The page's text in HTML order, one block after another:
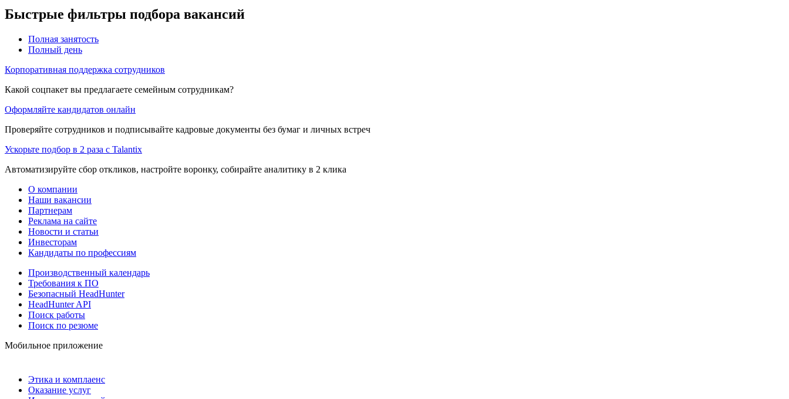
Быстрые фильтры подбора вакансий
Полная занятость
Полный день
Корпоративная поддержка сотрудников
Какой соцпакет вы предлагаете семейным сотрудникам?
Оформляйте кандидатов онлайн
Проверяйте сотрудников и подписывайте кадровые документы без бумаг и личных встреч
Ускорьте подбор в 2 раза с Talantix
Автоматизируйте сбор откликов, настройте воронку, собирайте аналитику в 2 клика
О компании
Наши вакансии
Партнерам
Реклама на сайте
Новости и статьи
Инвесторам
Кандидаты по профессиям
Производственный календарь
Требования к ПО
Безопасный HeadHunter
HeadHunter API
Поиск работы
Поиск по резюме
Мобильное приложение
Этика и комплаенс
Оказание услуг